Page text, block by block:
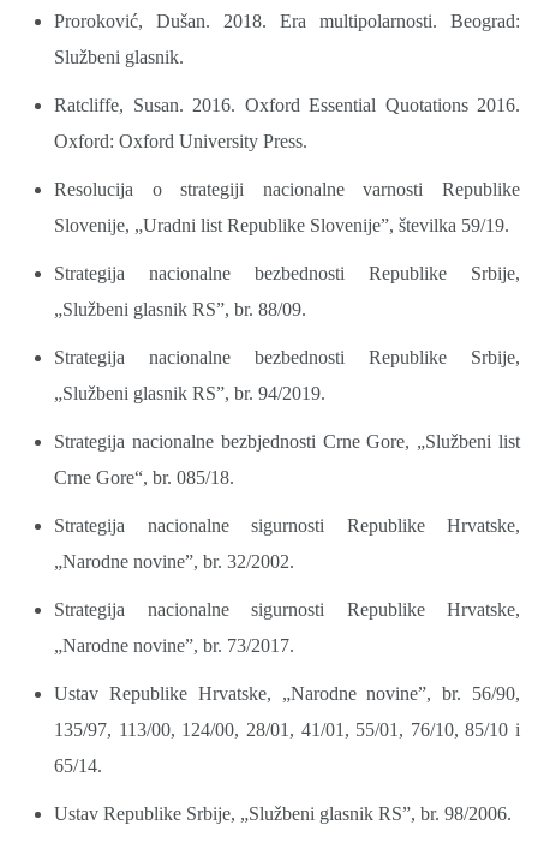
Proroković, Dušan. 2018. Era multipolarnosti. Beograd:
Službeni glasnik.
Ratcliffe, Susan. 2016. Oxford Essential Quotations 2016.
Oxford: Oxford University Press.
Resolucija o strategiji nacionalne varnosti Republike
Slovenije, „Uradni list Republike Slovenije”, številka 59/19.
Strategija nacionalne bezbednosti Republike Srbije,
„Službeni glasnik RS”, br. 88/09.
Strategija nacionalne bezbednosti Republike Srbije,
„Službeni glasnik RS”, br. 94/2019.
Strategija nacionalne bezbjednosti Crne Gore, „Službeni list
Crne Gore“, br. 085/18.
Strategija nacionalne sigurnosti Republike Hrvatske,
„Narodne novine”, br. 32/2002.
Strategija nacionalne sigurnosti Republike Hrvatske,
„Narodne novine”, br. 73/2017.
Ustav Republike Hrvatske, „Narodne novine”, br. 56/90,
135/97, 113/00, 124/00, 28/01, 41/01, 55/01, 76/10, 85/10 i
65/14.
Ustav Republike Srbije, „Službeni glasnik RS”, br. 98/2006.